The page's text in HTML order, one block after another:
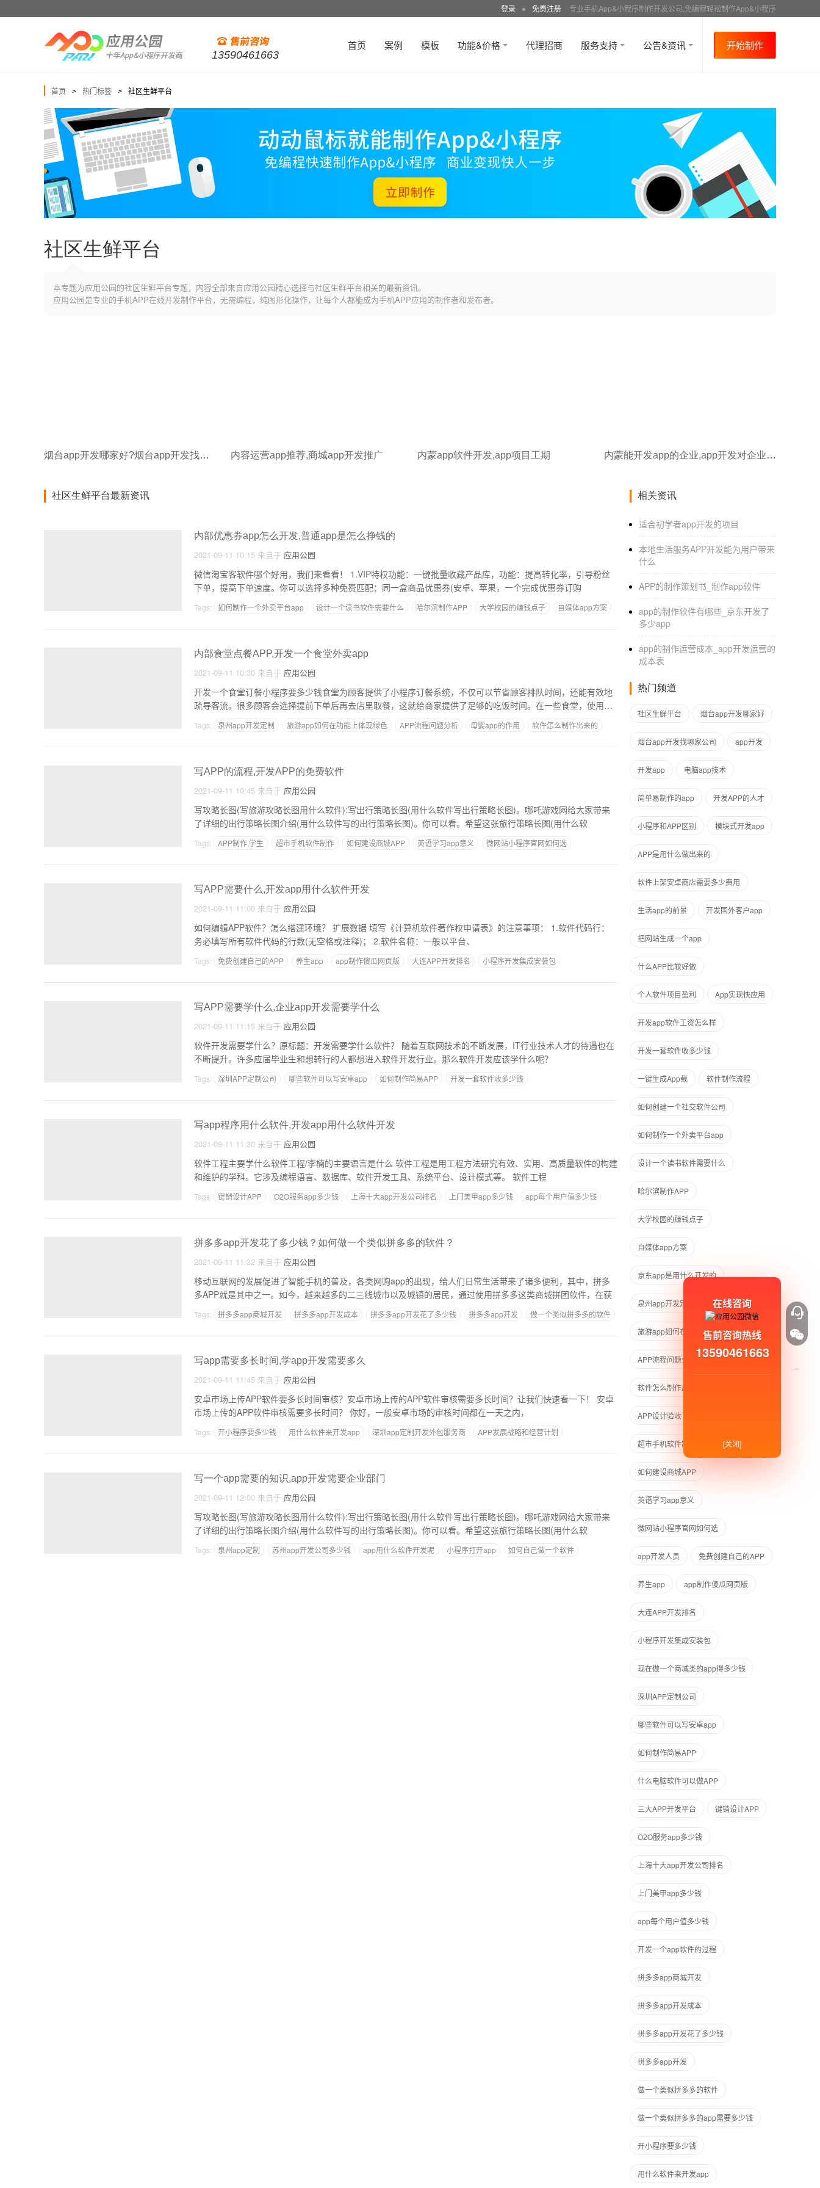
登录 ● 免费注册 专业手机App&小程序制作开发公司,免编程轻松制作App&小程序
13590461663
首页 案例 模板 功能&价格 代理招商 服务支持 公告&资讯 开始制作
首页 > 热门标签 > 社区生鲜平台
社区生鲜平台
本专题为应用公园的社区生鲜平台专题，内容全部来自应用公园精心选择与社区生鲜平台相关的最新资讯。
应用公园是专业的手机APP在线开发制作平台，无需编程，纯图形化操作，让每个人都能成为手机APP应用的制作者和发布者。
烟台app开发哪家好?烟台app开发找哪家公司? 内容运营app推荐,商城app开发推广 内蒙app软件开发,app项目工期 内蒙能开发app的企业,app开发对企业的好处
社区生鲜平台最新资讯
内部优惠券app怎么开发,普通app是怎么挣钱的
2021-09-11 10:15 来自于 应用公园
微信淘宝客软件哪个好用，我们来看看！ 1.VIP特权功能：一键批量收藏产品库，功能：提高转化率，引导粉丝
下单，提高下单速度。你可以选择多种免费匹配：同一盒商品优惠券(安卓、苹果，一个完成优惠券订购
Tags: 如何制作一个外卖平台app 设计一个读书软件需要什么 哈尔滨制作APP 大学校园的赚钱点子
自媒体app方案
内部食堂点餐APP,开发一个食堂外卖app
2021-09-11 10:30 来自于 应用公园
开发一个食堂订餐小程序要多少钱食堂为顾客提供了小程序订餐系统，不仅可以节省顾客排队时间，还能有效地
疏导客流。很多顾客会选择提前下单后再去店里取餐，这就给商家提供了足够的吃饭时间。在一些食堂，使用电
Tags: 泉州app开发定制 旅游app如何在功能上体现绿色 APP流程问题分析 母婴app的作用
软件怎么制作出来的
写APP的流程,开发APP的免费软件
2021-09-11 10:45 来自于 应用公园
写攻略长图(写旅游攻略长图用什么软件):写出行策略长图(用什么软件写出行策略长图)。哪吒游戏网给大家带来
了详细的出行策略长图介绍(用什么软件写的出行策略长图)。你可以看。希望这张旅行策略长图(用什么软
Tags: APP制作,学生 超市手机软件制作 如何建设商城APP 英语学习app意义
微网站小程序官网如何选
写APP需要什么,开发app用什么软件开发
2021-09-11 11:00 来自于 应用公园
如何编辑APP软件？怎么搭建环境？ 扩展数据 填写《计算机软件著作权申请表》的注意事项： 1.软件代码行：
务必填写所有软件代码的行数(无空格或注释)； 2.软件名称：一般以平台、
Tags: 免费创建自己的APP 养生app app制作傻瓜网页版 大连APP开发排名
小程序开发集成安装包
写APP需要学什么,企业app开发需要学什么
2021-09-11 11:15 来自于 应用公园
软件开发需要学什么？原标题：开发需要学什么软件？ 随着互联网技术的不断发展，IT行业技术人才的待遇也在
不断提升。许多应届毕业生和想转行的人都想进入软件开发行业。那么软件开发应该学什么呢？
Tags: 深圳APP定制公司 哪些软件可以写安卓app 如何制作简易APP
开发一套软件收多少钱
写app程序用什么软件,开发app用什么软件开发
2021-09-11 11:30 来自于 应用公园
软件工程主要学什么软件工程/李楠的主要语言是什么 软件工程是用工程方法研究有效、实用、高质量软件的构建
和维护的学科。它涉及编程语言、数据库、软件开发工具、系统平台、设计模式等。 软件工程
Tags: 键销设计APP O2O服务app多少钱 上海十大app开发公司排名 上门美甲app多少钱
app每个用户值多少钱
拼多多app开发花了多少钱？如何做一个类似拼多多的软件？
2021-09-11 11:32 来自于 应用公园
移动互联网的发展促进了智能手机的普及，各类网购app的出现，给人们日常生活带来了诸多便利，其中，拼多
多APP就是其中之一。如今，越来越多的二三线城市以及城镇的居民，通过使用拼多多这类商城拼团软件，在获
Tags: 拼多多app商城开发 拼多多app开发成本 拼多多app开发花了多少钱 拼多多app开发
做一个类似拼多多的软件
写app需要多长时间,学app开发需要多久
2021-09-11 11:45 来自于 应用公园
安卓市场上传APP软件要多长时间审核？安卓市场上传的APP软件审核需要多长时间？让我们快速看一下！ 安卓
市场上传的APP软件审核需要多长时间？ 你好，一般安卓市场的审核时间都在一天之内，
Tags: 开小程序要多少钱 用什么软件来开发app 深圳app定制开发外包服务商
APP发展战略和经营计划
写一个app需要的知识,app开发需要企业部门
2021-09-11 12:00 来自于 应用公园
写攻略长图(写旅游攻略长图用什么软件):写出行策略长图(用什么软件写出行策略长图)。哪吒游戏网给大家带来
了详细的出行策略长图介绍(用什么软件写的出行策略长图)。你可以看。希望这张旅行策略长图(用什么软
Tags: 泉州app定制 苏州app开发公司多少钱 app用什么软件开发呢 小程序打开app
如何自己做一个软件
相关资讯
适合初学者app开发的项目
本地生活服务APP开发能为用户带来
什么
APP的制作策划书_制作app软件
app的制作软件有哪些_京东开发了
多少app
app的制作运营成本_app开发运营的
成本表
热门频道
社区生鲜平台 烟台app开发哪家好
烟台app开发找哪家公司 app开发
开发app 电脑app技术
简单易制作的app 开发APP的人才
小程序和APP区别 模块式开发app
APP是用什么做出来的
软件上架安卓商店需要多少费用
生活app的前景 开发国外客户app
把网站生成一个app
什么APP比较好做
个人软件项目盈利 App实现快应用
开发app软件工资怎么样
开发一套软件收多少钱
一键生成App载 软件制作流程
如何创建一个社交软件公司
如何制作一个外卖平台app
设计一个读书软件需要什么
哈尔滨制作APP
大学校园的赚钱点子
自媒体app方案
京东app是用什么开发的
泉州app开发定制
旅游app如何在功能上体现绿色
APP流程问题分析 母婴app的作用
软件怎么制作出来的
APP设计验收
超市手机软件制作
如何建设商城APP
英语学习app意义
微网站小程序官网如何选
app开发人员 免费创建自己的APP
养生app app制作傻瓜网页版
大连APP开发排名
小程序开发集成安装包
现在做一个商城类的app得多少钱
深圳APP定制公司
哪些软件可以写安卓app
如何制作简易APP
什么电脑软件可以做APP
三大APP开发平台 键销设计APP
O2O服务app多少钱
上海十大app开发公司排名
上门美甲app多少钱
app每个用户值多少钱
开发一个app软件的过程
拼多多app商城开发
拼多多app开发成本
拼多多app开发花了多少钱
拼多多app开发
做一个类似拼多多的软件
做一个类似拼多多的app需要多少钱
开小程序要多少钱
用什么软件来开发app
在线咨询
售前咨询热线
13590461663
[关闭]